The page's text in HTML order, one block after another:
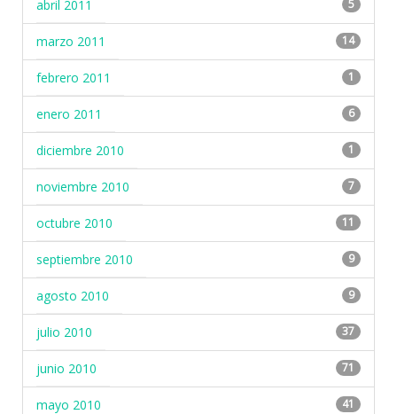
abril 2011 5
marzo 2011 14
febrero 2011 1
enero 2011 6
diciembre 2010 1
noviembre 2010 7
octubre 2010 11
septiembre 2010 9
agosto 2010 9
julio 2010 37
junio 2010 71
mayo 2010 41